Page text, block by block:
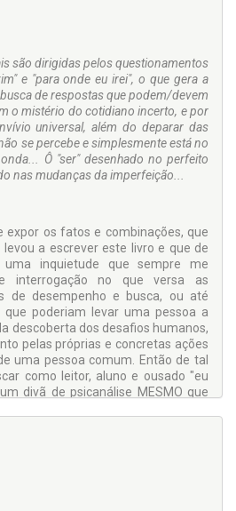
são dirigidas pelos questionamentos
e "para onde eu irei", o que gera a
de respostas que podem/devem
o mistério do cotidiano incerto, e por
universal, além do deparar das
se percebe e simplesmente está no
Ô "ser" desenhado no perfeito
nas mudanças da imperfeição...
expor os fatos e combinações, que
a escrever este livro e que de
inquietude que sempre me
interrogação no que versa as
de desempenho e busca, ou até
poderiam levar uma pessoa a
descoberta dos desafios humanos,
pelas próprias e concretas ações
uma pessoa comum. Então de tal
como leitor, aluno e ousado "eu
divã de psicanálise MESMO que
da Psicanálise, como o
e o auxílio de seu construtor mor
particulares e juvenis de um pobre
intelectual quase que